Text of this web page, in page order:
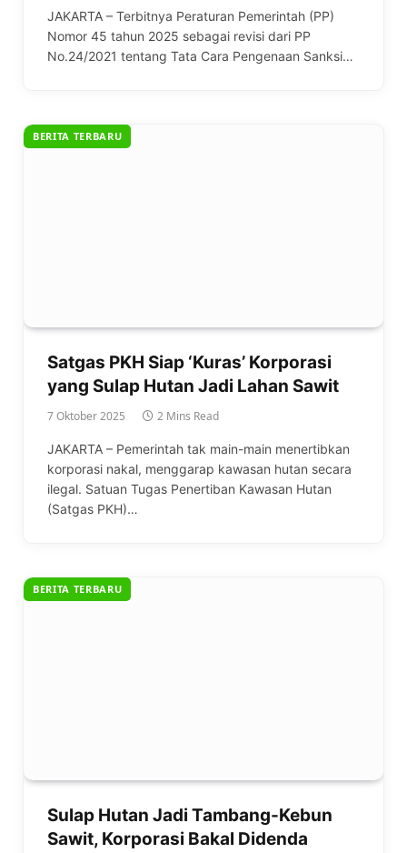
JAKARTA – Terbitnya Peraturan Pemerintah (PP)
Nomor 45 tahun 2025 sebagai revisi dari PP
No.24/2021 tentang Tata Cara Pengenaan Sanksi…
BERITA TERBARU
Satgas PKH Siap ‘Kuras’ Korporasi
yang Sulap Hutan Jadi Lahan Sawit
7 Oktober 2025 2 Mins Read
JAKARTA – Pemerintah tak main-main menertibkan
korporasi nakal, menggarap kawasan hutan secara
ilegal. Satuan Tugas Penertiban Kawasan Hutan
(Satgas PKH)…
BERITA TERBARU
Sulap Hutan Jadi Tambang-Kebun
Sawit, Korporasi Bakal Didenda